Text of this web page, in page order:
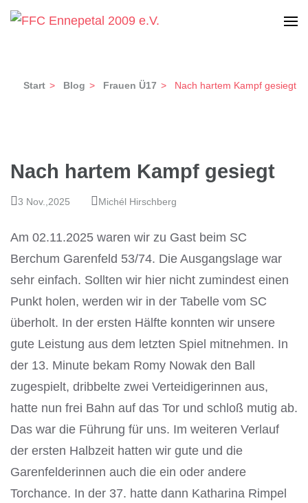
Zum
Start > Blog > Frauen Ü17 > Nach hartem Kampf gesiegt
Nach hartem Kampf gesiegt
3 Nov.,2025 Michél Hirschberg
Am 02.11.2025 waren wir zu Gast beim SC
Berchum Garenfeld 53/74. Die Ausgangslage war
sehr einfach. Sollten wir hier nicht zumindest einen
Punkt holen, werden wir in der Tabelle vom SC
überholt. In der ersten Hälfte konnten wir unsere
gute Leistung aus dem letzten Spiel mitnehmen. In
der 13. Minute bekam Romy Nowak den Ball
zugespielt, dribbelte zwei Verteidigerinnen aus,
hatte nun frei Bahn auf das Tor und schloß mutig ab.
Das war die Führung für uns. Im weiteren Verlauf
der ersten Halbzeit hatten wir gute und die
Garenfelderinnen auch die ein oder andere
Torchance. In der 37. hatte dann Katharina Rimpel